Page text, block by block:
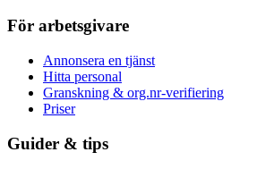
För arbetsgivare
Annonsera en tjänst
Hitta personal
Granskning & org.nr-verifiering
Priser
Guider & tips